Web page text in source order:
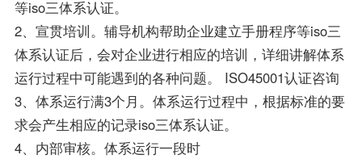
等iso三体系认证。
2、宣贯培训。辅导机构帮助企业建立手册程序等iso三
体系认证后，会对企业进行相应的培训，详细讲解体系
运行过程中可能遇到的各种问题。 ISO45001认证咨询
3、体系运行满3个月。体系运行过程中，根据标准的要
求会产生相应的记录iso三体系认证。
4、内部审核。体系运行一段时